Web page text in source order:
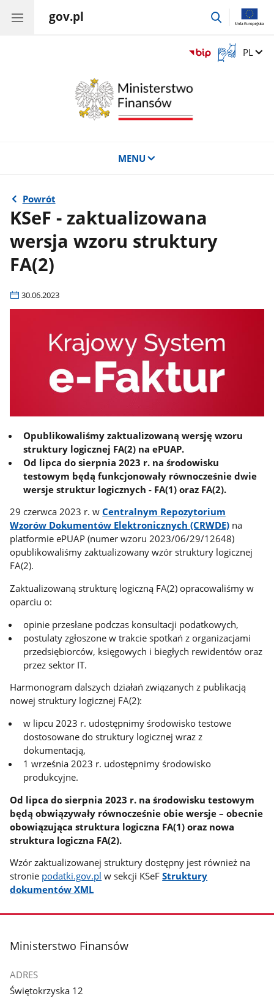
gov.pl
przejdź
Otwórz
okno
Zmień
PL
MENU
Powrót
KSeF - zaktualizowana
wersja wzoru struktury
FA(2)
30.06.2023
Opublikowaliśmy zaktualizowaną wersję wzoru
struktury logicznej FA(2) na ePUAP.
Od lipca do sierpnia 2023 r. na środowisku
testowym będą funkcjonowały równocześnie dwie
wersje struktur logicznych - FA(1) oraz FA(2).
29 czerwca 2023 r. wCentralnym Repozytorium
Wzorów Dokumentów Elektronicznych (CRWDE) na
platformie ePUAP (numer wzoru 2023/06/29/12648)
opublikowaliśmy zaktualizowany wzór struktury logicznej
FA(2).
Zaktualizowaną strukturę logiczną FA(2) opracowaliśmy w
oparciu o:
opinie przesłane podczas konsultacji podatkowych,
postulaty zgłoszone w trakcie spotkań z organizacjami
przedsiębiorców, księgowych i biegłych rewidentów oraz
przez sektor IT.
Harmonogram dalszych działań związanych z publikacją
nowej struktury logicznej FA(2):
w lipcu 2023 r. udostępnimy środowisko testowe
dostosowane do struktury logicznej wraz z
dokumentacją,
1 września 2023 r. udostępnimy środowisko
produkcyjne.
Od lipca do sierpnia 2023 r. na środowisku testowym
będą obwiązywały równocześnie obie wersje – obecnie
obowiązująca struktura logiczna FA(1) oraz nowa
struktura logiczna FA(2).
Wzór zaktualizowanej struktury dostępny jest również na
stronie podatki.gov.pl w sekcji KSeFStruktury
dokumentów XML
stopka
Ministerstwo Finansów
ADRES
Świętokrzyska 12